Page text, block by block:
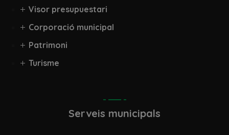
Visor presupuestari
Corporació municipal
Patrimoni
Turisme
Serveis municipals